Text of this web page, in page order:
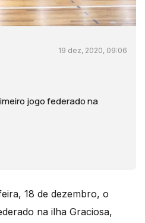
19 dez, 2020, 09:06
jogo federado na
18 de dezembro, o
na ilha Graciosa,